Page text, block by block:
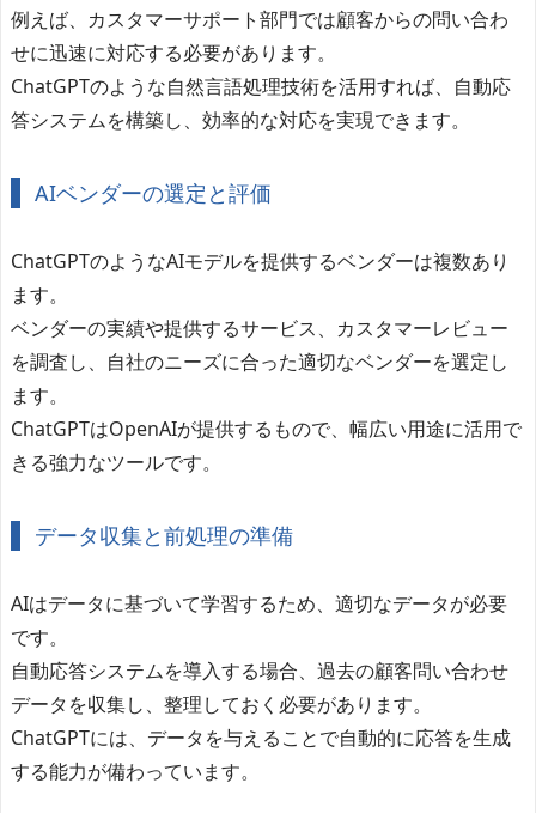
例えば、カスタマーサポート部門では顧客からの問い合わ
せに迅速に対応する必要があります。
ChatGPTのような自然言語処理技術を活用すれば、自動応
答システムを構築し、効率的な対応を実現できます。
AIベンダーの選定と評価
ChatGPTのようなAIモデルを提供するベンダーは複数あり
ます。
ベンダーの実績や提供するサービス、カスタマーレビュー
を調査し、自社のニーズに合った適切なベンダーを選定し
ます。
ChatGPTはOpenAIが提供するもので、幅広い用途に活用で
きる強力なツールです。
データ収集と前処理の準備
AIはデータに基づいて学習するため、適切なデータが必要
です。
自動応答システムを導入する場合、過去の顧客問い合わせ
データを収集し、整理しておく必要があります。
ChatGPTには、データを与えることで自動的に応答を生成
する能力が備わっています。